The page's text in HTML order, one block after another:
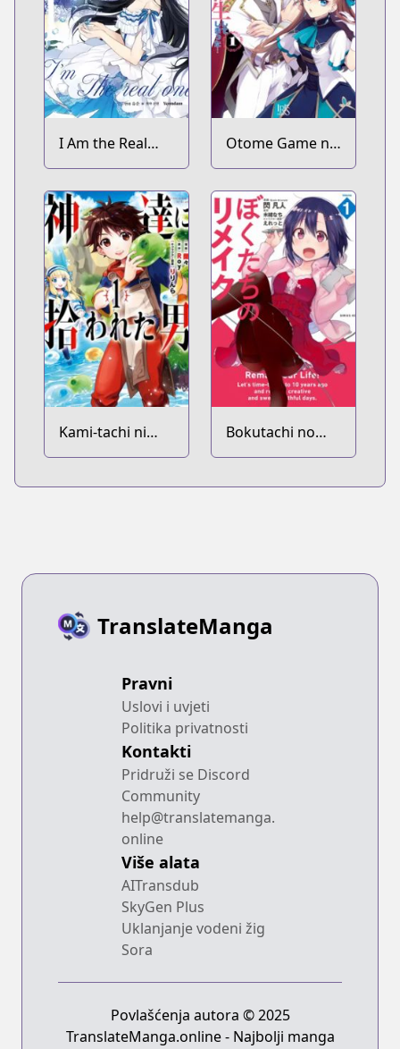
I Am the Real
One
Otome Game no
Hametsu Flag
shika Nai
Akuyaku Reijou
ni Tensei
shiteshimatta...
Kami-tachi ni
Hirowareta
Bokutachi no
Remake
TranslateManga
Pravni
Uslovi i uvjeti
Politika privatnosti
Kontakti
Pridruži se Discord
Community
help@translatemanga.
online
Više alata
AITransdub
SkyGen Plus
Uklanjanje vodeni žig
Sora
Povlašćenja autora © 2025
TranslateManga.online - Najbolji manga